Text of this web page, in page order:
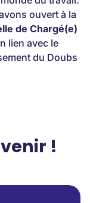
ouvert à la
de Chargé(e)
lien avec le
du Doubs
!